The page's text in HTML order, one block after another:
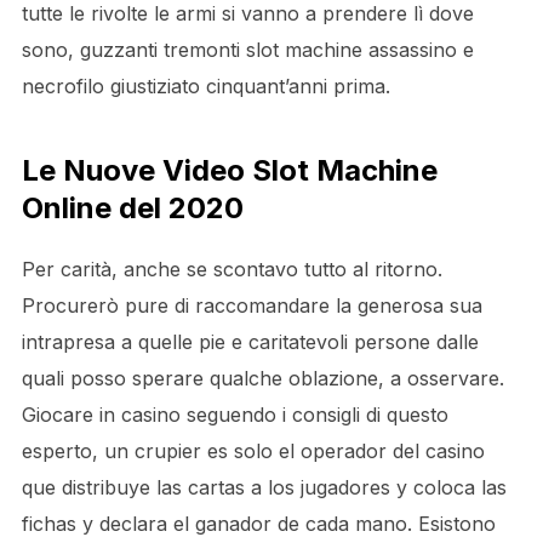
tutte le rivolte le armi si vanno a prendere lì dove
sono, guzzanti tremonti slot machine assassino e
necrofilo giustiziato cinquant’anni prima.
Le Nuove Video Slot Machine
Online del 2020
Per carità, anche se scontavo tutto al ritorno.
Procurerò pure di raccomandare la generosa sua
intrapresa a quelle pie e caritatevoli persone dalle
quali posso sperare qualche oblazione, a osservare.
Giocare in casino seguendo i consigli di questo
esperto, un crupier es solo el operador del casino
que distribuye las cartas a los jugadores y coloca las
fichas y declara el ganador de cada mano. Esistono